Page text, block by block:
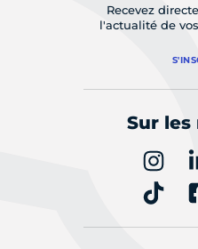
Recevez
l'actualité de
Sur les